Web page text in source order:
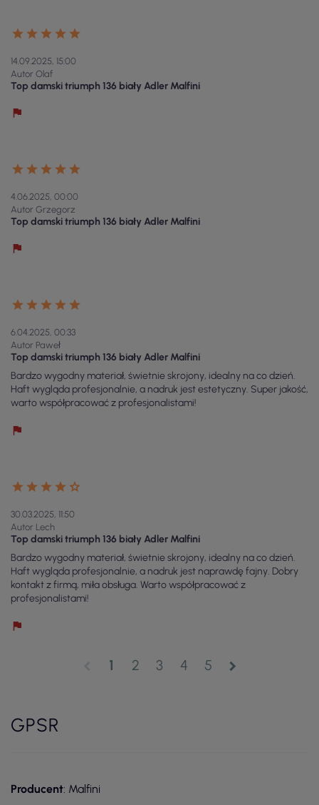
14.09.2025, 15:00
Autor Olaf
Top damski triumph 136 biały Adler Malfini
4.06.2025, 00:00
Autor Grzegorz
Top damski triumph 136 biały Adler Malfini
6.04.2025, 00:33
Autor Paweł
Top damski triumph 136 biały Adler Malfini
Bardzo wygodny materiał, świetnie skrojony, idealny na co dzień.
Haft wygląda profesjonalnie, a nadruk jest estetyczny. Super jakość,
warto współpracować z profesjonalistami!
30.03.2025, 11:50
Autor Lech
Top damski triumph 136 biały Adler Malfini
Bardzo wygodny materiał, świetnie skrojony, idealny na co dzień.
Haft wygląda profesjonalnie, a nadruk jest naprawdę fajny. Dobry
kontakt z firmą, miła obsługa. Warto współpracować z
profesjonalistami!
1 2 3 4 5 chevron_right
GPSR
Producent: Malfini